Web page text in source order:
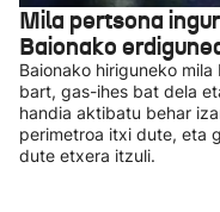
Mila pertsona
Baionako
Baionako hiriguneko
bart, gas-ihes bat dela
handia aktibatu behar
perimetroa itxi dute, eta
dute etxera itzuli.